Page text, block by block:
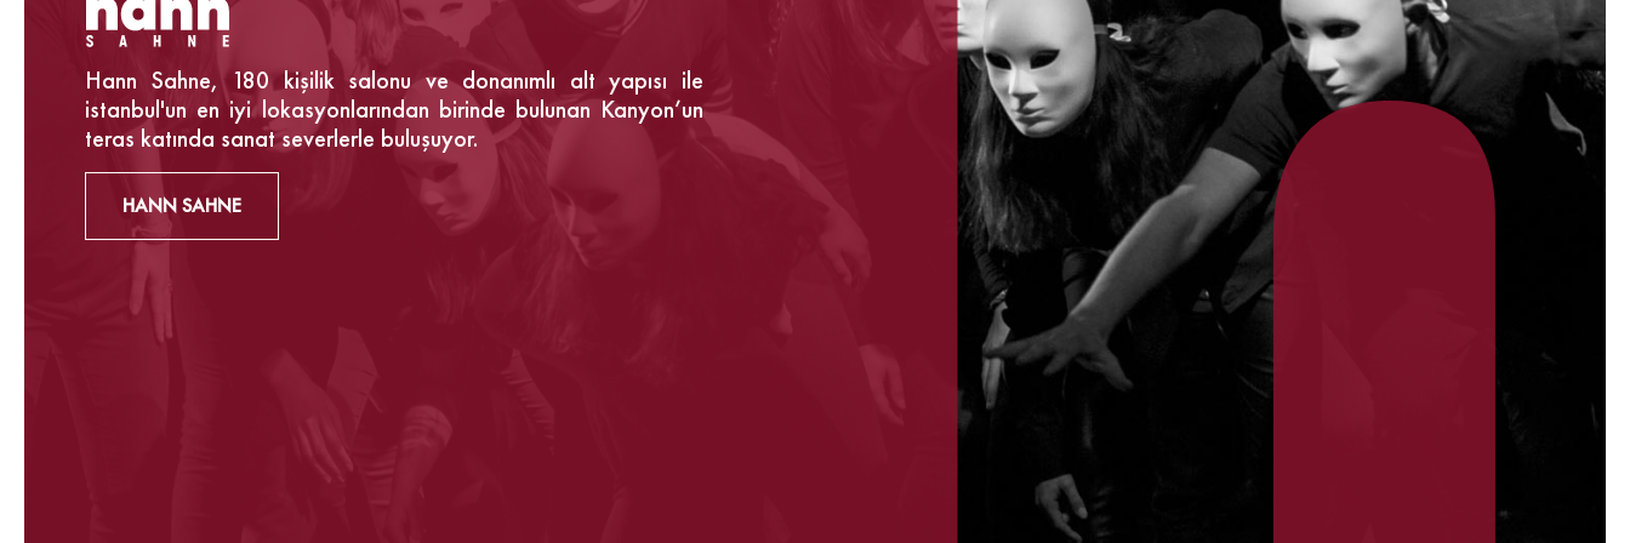
Hann Sahne, 180 kişilik salonu ve donanımlı alt yapısı ile
istanbul'un en iyi lokasyonlarından birinde bulunan Kanyon’un
teras katında sanat severlerle buluşuyor.
HANN SAHNE